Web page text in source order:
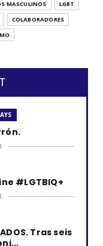
MASCULINOS
LGBT
COLABORADORES
#LGTBIQ+
Tras seis